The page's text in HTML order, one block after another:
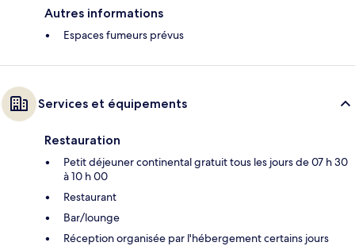
Autres informations
Espaces fumeurs prévus
Services et équipements
Restauration
Petit déjeuner continental gratuit tous les jours de 07 h 30
à 10 h 00
Restaurant
Bar/lounge
Réception organisée par l'hébergement certains jours